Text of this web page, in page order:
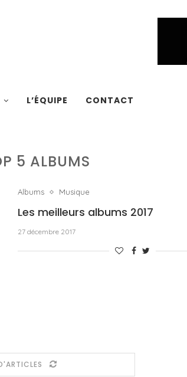
L’ÉQUIPE CONTACT
5 ALBUMS
Albums Musique
Les meilleurs albums 2017
27 décembre 2017